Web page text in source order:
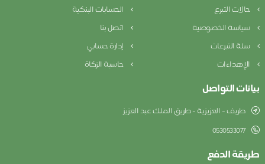
حالات التبرع
الحسابات البنكية
سياسة الخصوصية
اتصل بنا
سلة التبرعات
إدارة حسابي
الإهداءات
حاسبة الزكاة
بيانات التواصل
طریف - العزيزية - طریق الملك عبد العزيز
0530533077
طريقة الدفع